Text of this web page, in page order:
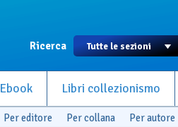
Ricerca
Ebook Libri collezionismo
Per editore Per collana Per autore